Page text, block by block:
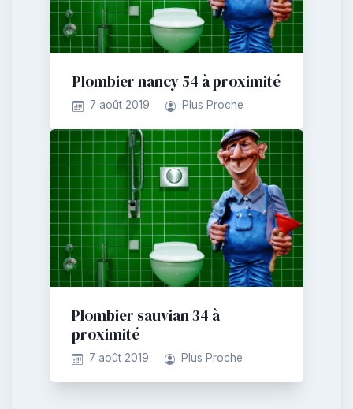
Plombier nancy 54 à proximité
7 août 2019 Plus Proche
Plombier sauvian 34 à
proximité
7 août 2019 Plus Proche